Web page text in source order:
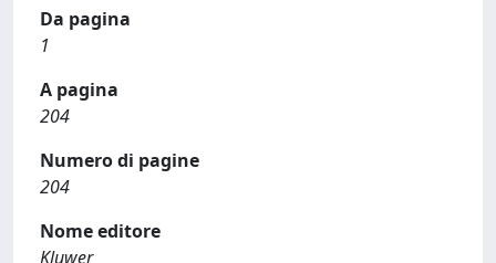
Da pagina
1
A pagina
204
Numero di pagine
204
Nome editore
Kluwer